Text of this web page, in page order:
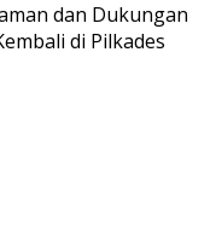
dan Dukungan
di Pilkades